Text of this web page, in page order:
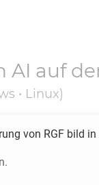
AI auf
• Linux)
von RGF bild in